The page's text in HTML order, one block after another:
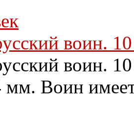
воин.
воин.
мм. Воин